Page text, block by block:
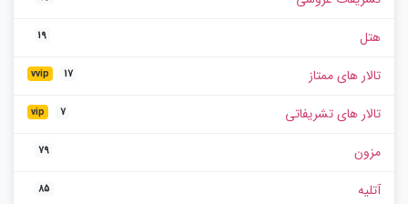
هتل 19
تالار های ممتاز vvip 17
تالار های تشریفاتی vip 7
مزون 79
آتلیه 85